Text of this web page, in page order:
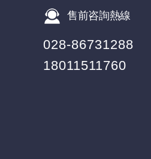
售前咨詢熱線
028-86731288
18011511760